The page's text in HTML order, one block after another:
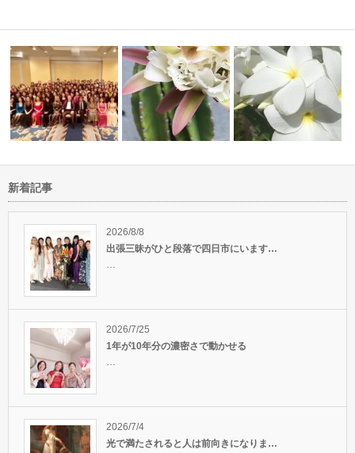
素晴らしい仲間たちとのガイド人生はあっという間だから、今悩み事の解決はヒーリン
新着記事
2026/8/8
出張三昧がひと段落で四日市にいます…
…
2026/7/25
1年が10年分の濃密さで動かせる
…
2026/7/4
光で満たされると人は前向きになりま…